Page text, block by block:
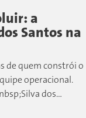
a
Santos na
de quem constrói o
operacional.
dos